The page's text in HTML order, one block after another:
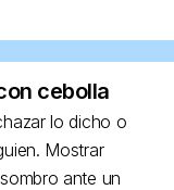
cebolla
lo dicho o
Mostrar
ante un